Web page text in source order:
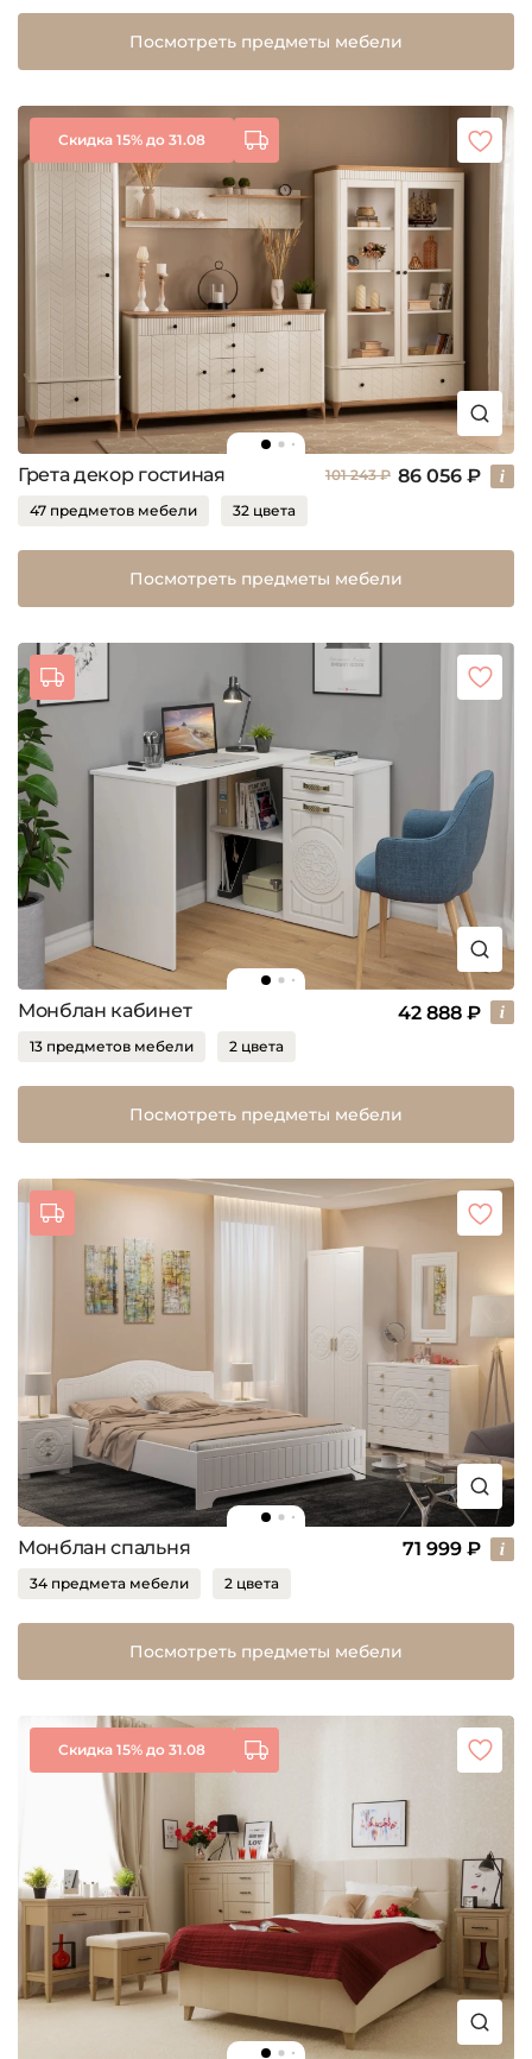
Посмотреть предметы мебели
Скидка 15% до 31.08
Грета декор гостиная 101 243 ₽ 86 056 ₽
47 предметов мебели 32 цвета
Посмотреть предметы мебели
Монблан кабинет 42 888 ₽
13 предметов мебели 2 цвета
Посмотреть предметы мебели
Монблан спальня 71 999 ₽
34 предмета мебели 2 цвета
Посмотреть предметы мебели
Скидка 15% до 31.08